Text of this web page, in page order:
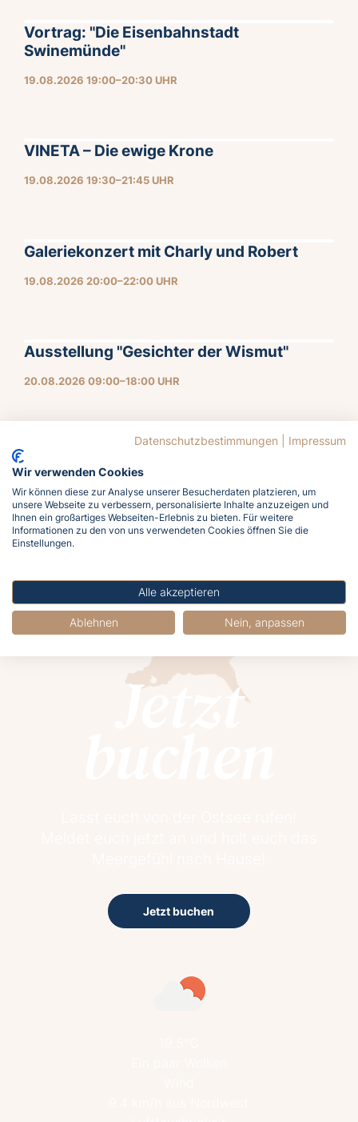
19.08.2026 19:00–20:30 UHR
Vortrag: "Die Eisenbahnstadt
Swinemünde"
19.08.2026 19:30–21:45 UHR
VINETA – Die ewige Krone
19.08.2026 20:00–22:00 UHR
Galeriekonzert mit Charly und Robert
20.08.2026 09:00–18:00 UHR
Ausstellung "Gesichter der Wismut"
4 5 6 7 8 9 10
Anfang Ende
Jetzt
Jetzt buchen
Datenschutzbestimmungen Impressum
Wir verwenden Cookies
Wir können diese zur Analyse unserer Besucherdaten platzieren, um
unsere Webseite zu verbessern, personalisierte Inhalte anzuzeigen und
Ihnen ein großartiges Webseiten-Erlebnis zu bieten. Für weitere
Informationen zu den von uns verwendeten Cookies öffnen Sie die
Einstellungen.
Alle akzeptieren
Ablehnen Nein, anpassen